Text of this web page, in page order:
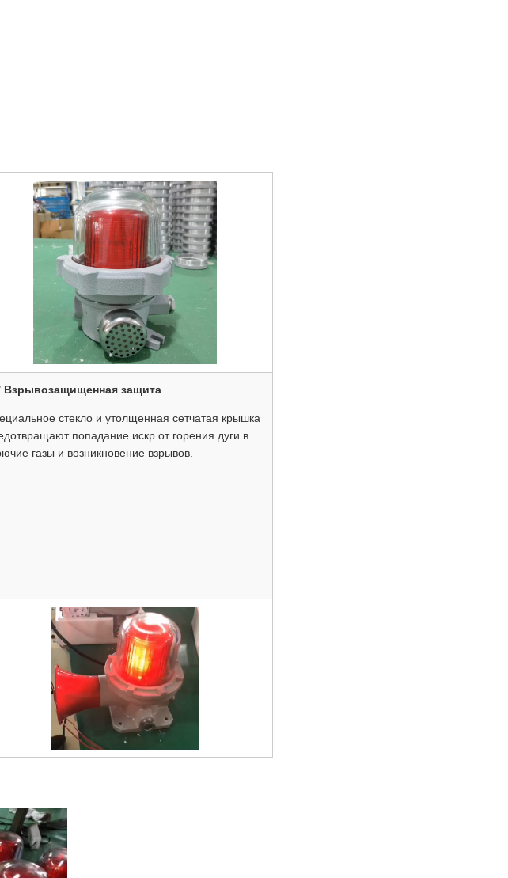
Взрывозащищенная защита
стекло и утолщенная сетчатая крышка
попадание искр от горения дуги в
газы и возникновение взрывов.